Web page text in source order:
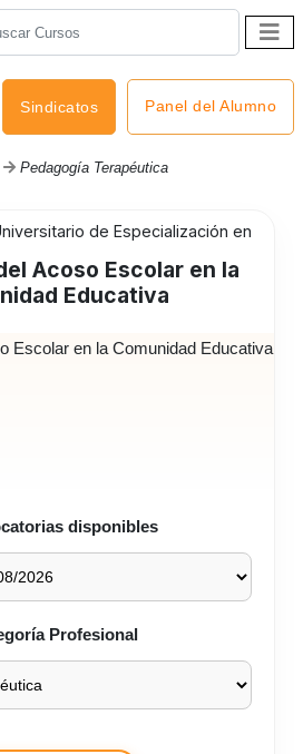
Sindicatos Panel del Alumno
Pedagogía Terapéutica
de Especialización en
Acoso Escolar en la
Educativa
disponibles
Profesional